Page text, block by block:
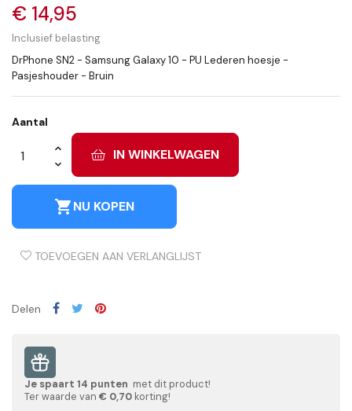
€ 14,95
Inclusief belasting
DrPhone SN2 - Samsung Galaxy 10 - PU Lederen hoesje -
Pasjeshouder - Bruin
Aantal
IN WINKELWAGEN
shopping_cartNU KOPEN
TOEVOEGEN AAN VERLANGLIJST
Delen
Je spaart 14 punten met dit product!
Ter waarde van € 0,70 korting!